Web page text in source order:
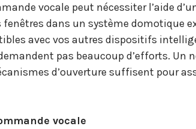
vocale peut nécessiter l’aide
dans un système domotique
avec vos autres dispositifs
pas beaucoup d’efforts. Un
d’ouverture suffisent pour
vocale